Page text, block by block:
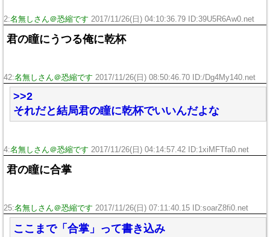
2:名無しさん＠恐縮です 2017/11/26(日) 04:10:36.79 ID:39U5R6Aw0.net
君の瞳にうつる俺に乾杯
42:名無しさん＠恐縮です 2017/11/26(日) 08:50:46.70 ID:/Dg4My140.net
>>2
それだと結局君の瞳に乾杯でいいんだよな
4:名無しさん＠恐縮です 2017/11/26(日) 04:14:57.42 ID:1xiMFTfa0.net
君の瞳に合掌
25:名無しさん＠恐縮です 2017/11/26(日) 07:11:40.15 ID:soarZ8fi0.net
ここまで「合掌」って書き込み